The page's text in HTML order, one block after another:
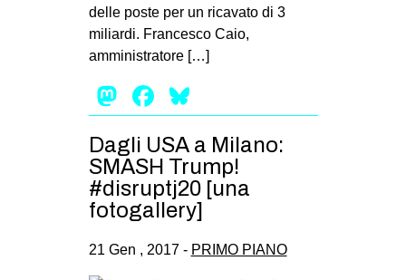
delle poste per un ricavato di 3
miliardi. Francesco Caio,
amministratore […]
Mastodon
Facebook
Dagli USA a Milano:
SMASH Trump!
#disruptj20 [una
fotogallery]
21 Gen , 2017 - PRIMO PIANO